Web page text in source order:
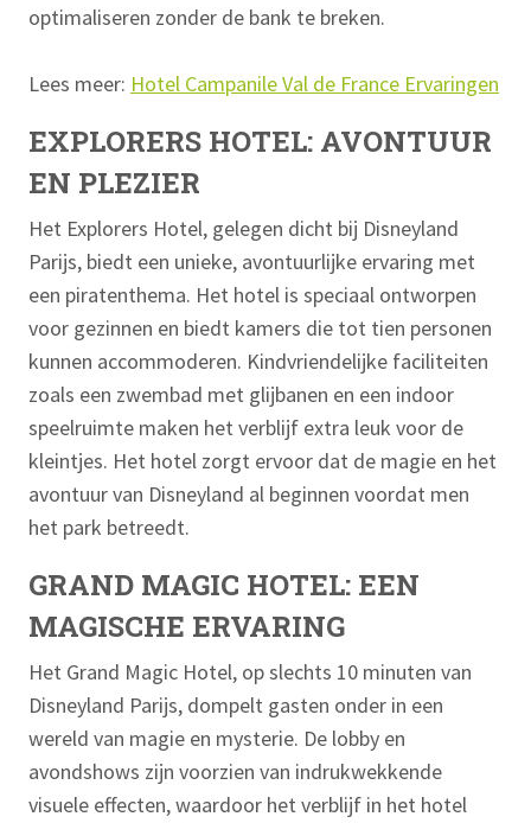
optimaliseren zonder de bank te breken.
Lees meer: Hotel Campanile Val de France Ervaringen
EXPLORERS HOTEL: AVONTUUR
EN PLEZIER
Het Explorers Hotel, gelegen dicht bij Disneyland
Parijs, biedt een unieke, avontuurlijke ervaring met
een piratenthema. Het hotel is speciaal ontworpen
voor gezinnen en biedt kamers die tot tien personen
kunnen accommoderen. Kindvriendelijke faciliteiten
zoals een zwembad met glijbanen en een indoor
speelruimte maken het verblijf extra leuk voor de
kleintjes. Het hotel zorgt ervoor dat de magie en het
avontuur van Disneyland al beginnen voordat men
het park betreedt.
GRAND MAGIC HOTEL: EEN
MAGISCHE ERVARING
Het Grand Magic Hotel, op slechts 10 minuten van
Disneyland Parijs, dompelt gasten onder in een
wereld van magie en mysterie. De lobby en
avondshows zijn voorzien van indrukwekkende
visuele effecten, waardoor het verblijf in het hotel